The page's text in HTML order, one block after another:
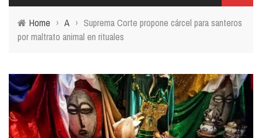
Home › A › Suprema Corte propone cárcel para santeros
por maltrato animal en rituales